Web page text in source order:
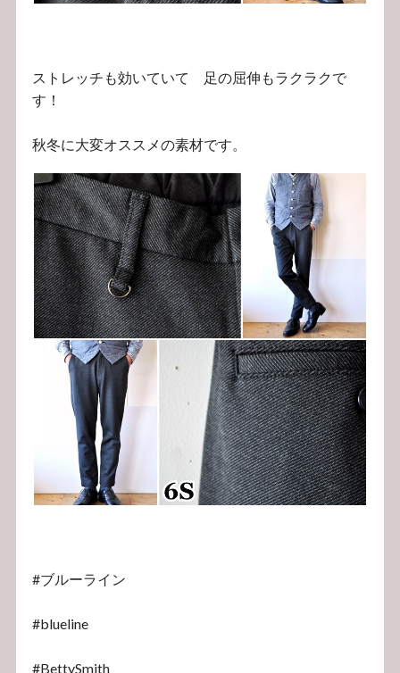
ストレッチも効いていて 足の屈伸もラクラクで
す！
秋冬に大変オススメの素材です。
#ブルーライン
#blueline
#BettySmith